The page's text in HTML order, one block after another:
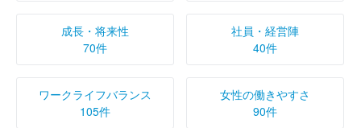
成長・将来性
70件
社員・経営陣
40件
ワークライフバランス
105件
女性の働きやすさ
90件